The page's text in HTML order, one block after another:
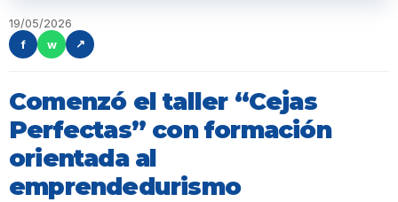
19/05/2026
f
w ↗
Comenzó el taller “Cejas
Perfectas” con formación
orientada al
emprendedurismo